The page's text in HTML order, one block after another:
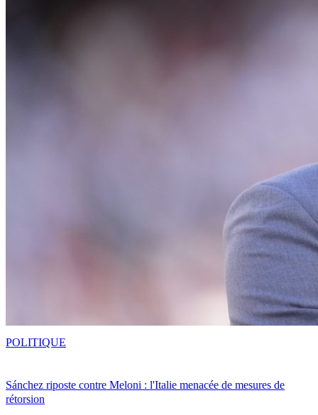
Sánchez riposte contre Meloni : l'Italie menacée de mesures de
rétorsion
POLITIQUE